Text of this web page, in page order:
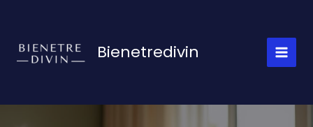
Bienetredivin